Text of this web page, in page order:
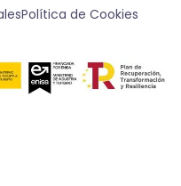
Política de Cookies